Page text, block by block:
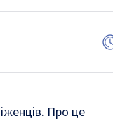
Про це